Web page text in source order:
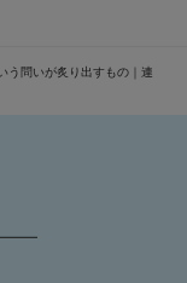
う問いが炙り出すもの｜連